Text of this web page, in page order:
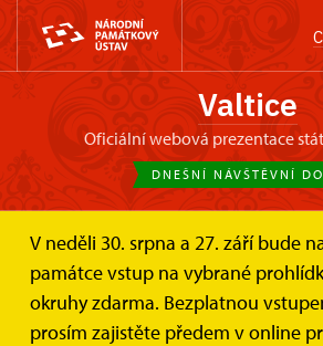
Valtice
oficiální webová prezentace
DNEŠNÍ NÁVŠTĚVNÍ
V neděli 30. srpna a 27. září bude
památce vstup na vybrané
okruhy zdarma. Bezplatnou
prosím zajistěte předem v online
Zámek Valtice
Informace pro
Text k základnímu okruhu
Text k
Text k Okruhu II: